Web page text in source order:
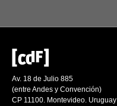
Av. 18 de Julio 885
(entre Andes y Convención)
CP 11100. Montevideo. Uruguay